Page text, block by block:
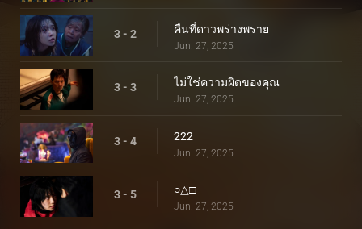
3 - 2 คืนที่ดาวพร่างพราย
Jun. 27, 2025
3 - 3 ไม่ใช่ความผิดของคุณ
Jun. 27, 2025
3 - 4 222
Jun. 27, 2025
3 - 5 ○△□
Jun. 27, 2025